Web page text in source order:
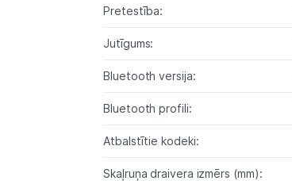
Pretestība:
Jutīgums:
Bluetooth versija:
Bluetooth profili:
Atbalstītie kodeki:
Skaļruņa draivera izmērs (mm):